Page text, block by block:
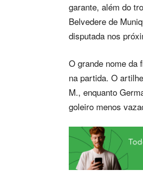
garante, além do
Belvedere de
disputada nos
O grande nome da
na partida. O
M., enquanto
goleiro menos